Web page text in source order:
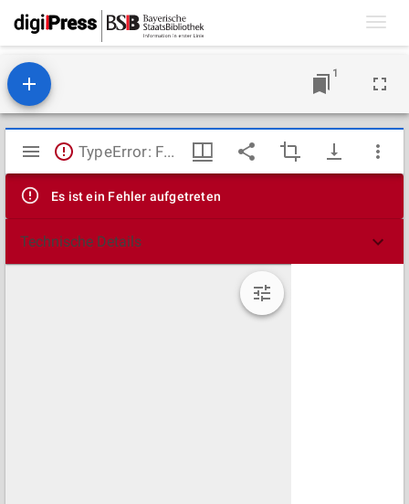
1
Mirador
Viewer
TypeError: Failed to fetch
Es ist ein Fehler aufgetreten
Technische Details